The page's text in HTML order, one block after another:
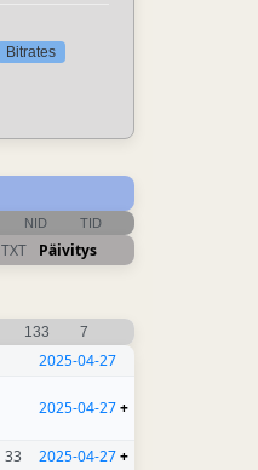
Bitrates
NID TID
TXT Päivitys
133 7
2025-04-27
2025-04-27+
33 2025-04-27+